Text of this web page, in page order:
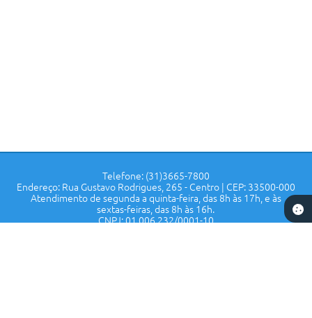
Telefone: (31)3665-7800
Endereço: Rua Gustavo Rodrigues, 265 - Centro | CEP: 33500-000
Atendimento de segunda a quinta-feira, das 8h às 17h, e às
sextas-feiras, das 8h às 16h.
CNPJ: 01.006.232/0001-10